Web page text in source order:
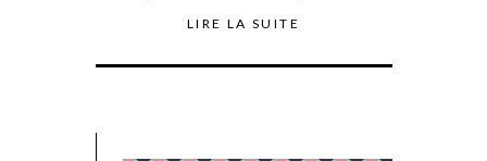
LIRE LA SUITE